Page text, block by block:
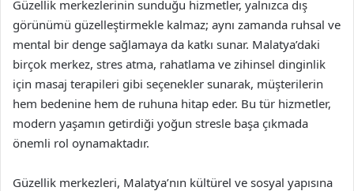
Güzellik merkezlerinin sunduğu hizmetler, yalnızca dış
görünümü güzelleştirmekle kalmaz; aynı zamanda ruhsal ve
mental bir denge sağlamaya da katkı sunar. Malatya’daki
birçok merkez, stres atma, rahatlama ve zihinsel dinginlik
için masaj terapileri gibi seçenekler sunarak, müşterilerin
hem bedenine hem de ruhuna hitap eder. Bu tür hizmetler,
modern yaşamın getirdiği yoğun stresle başa çıkmada
önemli rol oynamaktadır.
Güzellik merkezleri, Malatya’nın kültürel ve sosyal yapısına